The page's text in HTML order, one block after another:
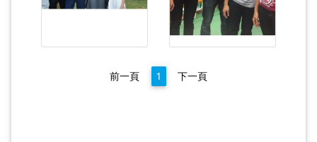
前一頁 1 下一頁